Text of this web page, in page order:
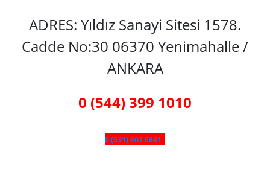
ADRES: Yıldız Sanayi Sitesi 1578.
Cadde No:30 06370 Yenimahalle /
ANKARA
0 (544) 399 1010
0 (531) 602 6861